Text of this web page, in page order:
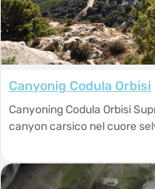
Canyonig Codula Orbisi
Canyoning Codula Orbisi
canyon carsico nel cuore